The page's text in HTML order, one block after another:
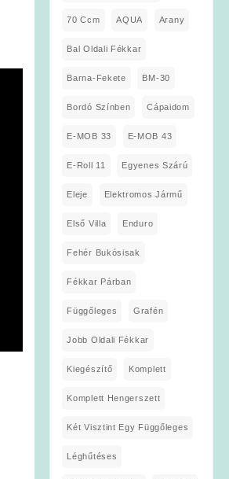
70 Ccm AQUA Arany
Bal Oldali Fékkar
Barna-Fekete BM-30
Bordó Színben Cápaidom
E-MOB 33 E-MOB 43
E-Roll 11 Egyenes Szárú
Eleje Elektromos Jármű
Első Villa Enduro
Fehér Bukósisak
Fékkar Párban
Függőleges Grafén
Jobb Oldali Fékkar
Kiegészítő Komplett
Komplett Hengerszett
Két Visztint Egy Függőleges
Léghűtéses